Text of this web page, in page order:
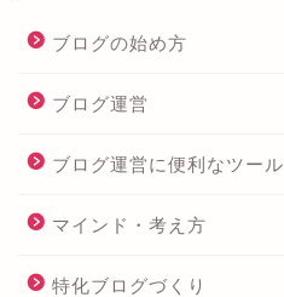
ブログの始め方
ブログ運営
ブログ運営に便利なツール
マインド・考え方
特化ブログづくり